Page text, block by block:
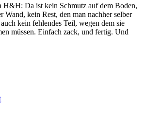
H&H: Da ist kein Schmutz auf dem Boden,
Wand, kein Rest, den man nachher selber
kein fehlendes Teil, wegen dem sie
müssen. Einfach zack, und fertig. Und